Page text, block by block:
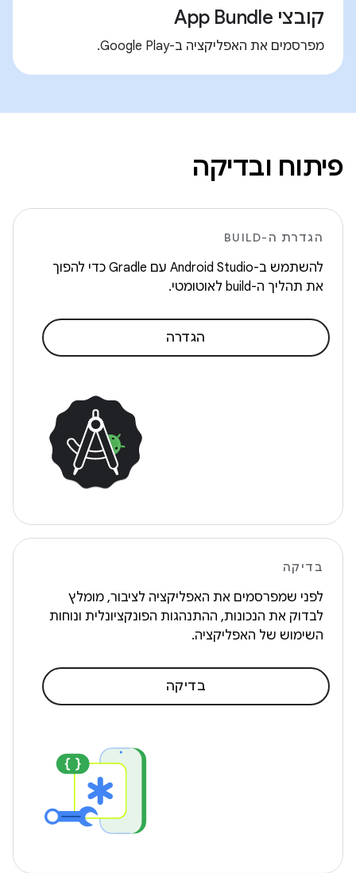
קובצי App Bundle
מפרסמים את האפליקציה ב-Google Play.
פיתוח ובדיקה
הגדרת ה-BUILD
להשתמש ב-Android Studio עם Gradle כדי להפוך
את תהליך ה-build לאוטומטי.
הגדרה
בדיקה
לפני שמפרסמים את האפליקציה לציבור, מומלץ
לבדוק את הנכונות, ההתנהגות הפונקציונלית ונוחות
השימוש של האפליקציה.
בדיקה